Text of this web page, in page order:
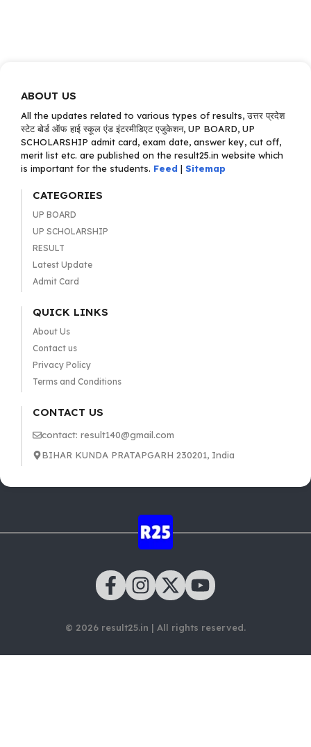
ABOUT US
All the updates related to various types of results, उत्तर प्रदेश
स्टेट बोर्ड ऑफ हाई स्कूल एंड इंटरमीडिएट एजुकेशन, UP BOARD, UP
SCHOLARSHIP admit card, exam date, answer key, cut off,
merit list etc. are published on the result25.in website which
is important for the students. Feed | Sitemap
CATEGORIES
UP BOARD
UP SCHOLARSHIP
RESULT
Latest Update
Admit Card
QUICK LINKS
About Us
Contact us
Privacy Policy
Terms and Conditions
CONTACT US
contact: result140@gmail.com
BIHAR KUNDA PRATAPGARH 230201, India
© 2026 result25.in | All rights reserved.